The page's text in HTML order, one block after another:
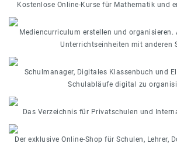
Kostenlose Online-Kurse für Mathematik und
Mediencurriculum erstellen und
Unterrichtseinheiten mit anderen
Schulmanager, Digitales Klassenbuch und
Schulabläufe digital zu
Das Verzeichnis für Privatschulen und
Der exklusive Online-Shop für Schulen, Lehrer,